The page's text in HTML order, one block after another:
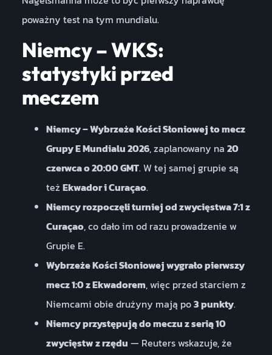
poważny test na tym mundialu.
Niemcy – WKS:
statystyki przed
meczem
Niemcy – Wybrzeże Kości Słoniowej to mecz
Grupy E Mundialu 2026, zaplanowany na 20
czerwca o 20:00 GMT. W tej samej grupie są
też Ekwador i Curaçao.
Niemcy rozpoczęli turniej od zwycięstwa 7:1 z
Curaçao, co dało im od razu prowadzenie w
Grupie E.
Wybrzeże Kości Słoniowej wygrało pierwszy
mecz 1:0 z Ekwadorem, więc przed starciem z
Niemcami obie drużyny mają po3 punkty.
Niemcy przystępują do meczu z serią 10
zwycięstw z rzędu — Reuters wskazuje, że